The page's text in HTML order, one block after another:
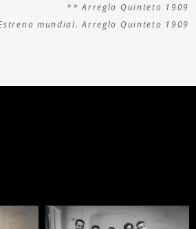
** Arreglo Quinteto 1909
mundial. Arreglo Quinteto 1909